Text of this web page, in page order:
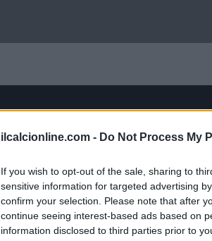
ilcalcionline.com - Do Not Process My
If you wish to opt-out of the sale, sharing to
sensitive information for targeted advertising
confirm your selection. Please note that after
continue seeing interest-based ads based on
information disclosed to third parties prior to